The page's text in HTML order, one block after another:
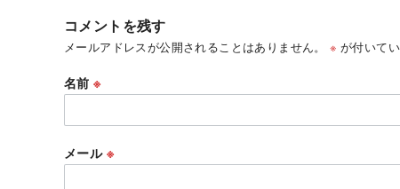
コメントを残す
メールアドレスが公開されることはありません。 ※ が付いて
名前※
メール ※